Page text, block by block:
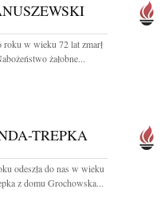
w wieku 72 lat zmarł
żałobne...
TREPKA
odeszła do nas w wieku
z domu Grochowska...